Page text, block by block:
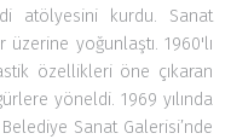
atölyesini kurdu. Sanat
üzerine yoğunlaştı. 1960'lı
özellikleri öne çıkaran
yöneldi. 1969 yılında
Sanat Galerisi’nde